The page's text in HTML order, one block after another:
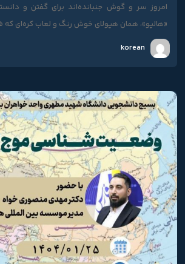
امروز سر و گوش جنبانده‌اند برای گفتن و
«هالیو»، همان هیولای خوش رنگ و لعاب کره‌ای که
korean